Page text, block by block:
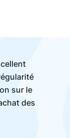
sur le
des